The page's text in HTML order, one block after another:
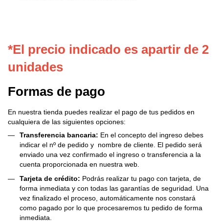
*El precio indicado es apartir de 2
unidades
Formas de pago
En nuestra tienda puedes realizar el pago de tus pedidos en
cualquiera de las siguientes opciones:
Transferencia bancaria: En el concepto del ingreso debes
indicar el nº de pedido y nombre de cliente. El pedido será
enviado una vez confirmado el ingreso o transferencia a la
cuenta proporcionada en nuestra web.
Tarjeta de crédito: Podrás realizar tu pago con tarjeta, de
forma inmediata y con todas las garantías de seguridad. Una
vez finalizado el proceso, automáticamente nos constará
como pagado por lo que procesaremos tu pedido de forma
inmediata.